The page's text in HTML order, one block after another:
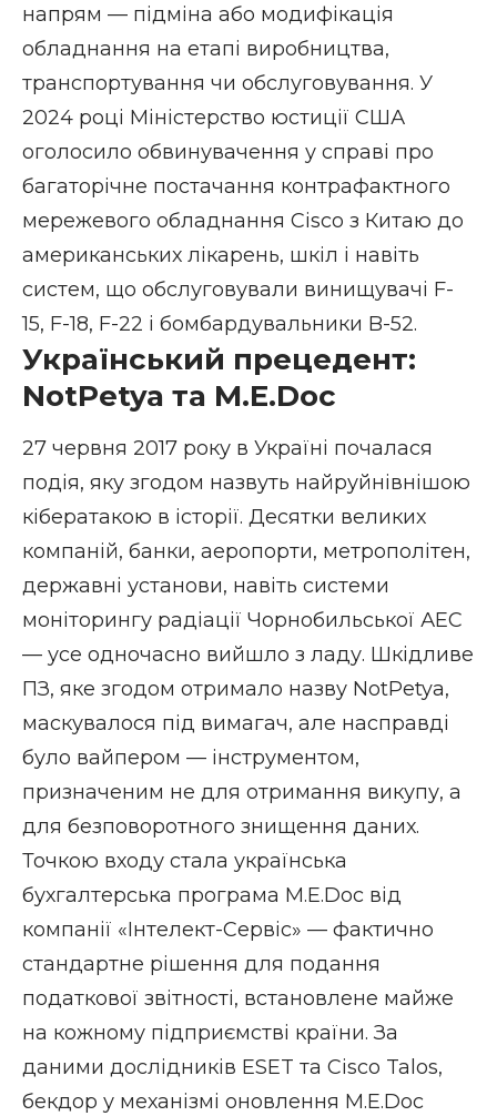
напрям — підміна або модифікація
обладнання на етапі виробництва,
транспортування чи обслуговування. У
2024 році Міністерство юстиції США
оголосило обвинувачення у справі про
багаторічне постачання контрафактного
мережевого обладнання Cisco з Китаю до
американських лікарень, шкіл і навіть
систем, що обслуговували винищувачі F-
15, F-18, F-22 і бомбардувальники B-52.
Український прецедент:
NotPetya та M.E.Doc
27 червня 2017 року в Україні почалася
подія, яку згодом назвуть найруйнівнішою
кібератакою в історії. Десятки великих
компаній, банки, аеропорти, метрополітен,
державні установи, навіть системи
моніторингу радіації Чорнобильської АЕС
— усе одночасно вийшло з ладу. Шкідливе
ПЗ, яке згодом отримало назву NotPetya,
маскувалося під вимагач, але насправді
було вайпером — інструментом,
призначеним не для отримання викупу, а
для безповоротного знищення даних.
Точкою входу стала українська
бухгалтерська програма M.E.Doc від
компанії «Інтелект-Сервіс» — фактично
стандартне рішення для подання
податкової звітності, встановлене майже
на кожному підприємстві країни. За
даними дослідників ESET та Cisco Talos,
бекдор у механізмі оновлення M.E.Doc